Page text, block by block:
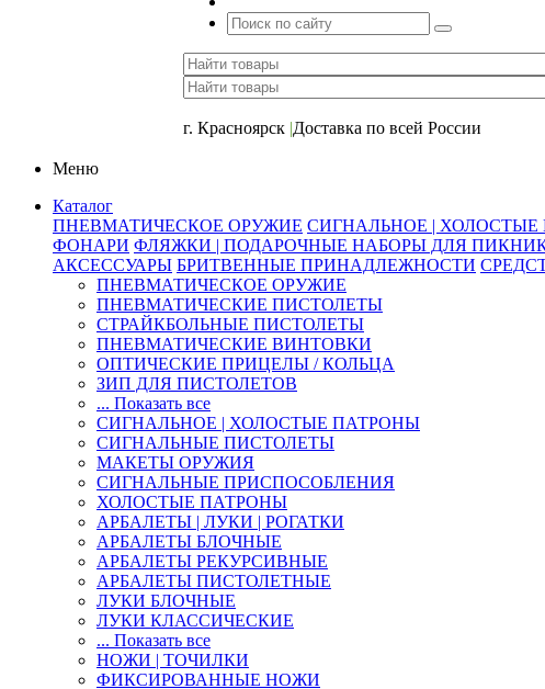
г. Красноярск |Доставка по всей России
Меню
Каталог
ПНЕВМАТИЧЕСКОЕ ОРУЖИЕ СИГНАЛЬНОЕ |
ФОНАРИ ФЛЯЖКИ | ПОДАРОЧНЫЕ НАБОРЫ ДЛЯ
АКСЕССУАРЫ БРИТВЕННЫЕ ПРИНАДЛЕЖНОСТИ
ПНЕВМАТИЧЕСКОЕ ОРУЖИЕ
ПНЕВМАТИЧЕСКИЕ ПИСТОЛЕТЫ
СТРАЙКБОЛЬНЫЕ ПИСТОЛЕТЫ
ПНЕВМАТИЧЕСКИЕ ВИНТОВКИ
ОПТИЧЕСКИЕ ПРИЦЕЛЫ / КОЛЬЦА
ЗИП ДЛЯ ПИСТОЛЕТОВ
... Показать все
СИГНАЛЬНОЕ | ХОЛОСТЫЕ ПАТРОНЫ
СИГНАЛЬНЫЕ ПИСТОЛЕТЫ
МАКЕТЫ ОРУЖИЯ
СИГНАЛЬНЫЕ ПРИСПОСОБЛЕНИЯ
ХОЛОСТЫЕ ПАТРОНЫ
АРБАЛЕТЫ | ЛУКИ | РОГАТКИ
АРБАЛЕТЫ БЛОЧНЫЕ
АРБАЛЕТЫ РЕКУРСИВНЫЕ
АРБАЛЕТЫ ПИСТОЛЕТНЫЕ
ЛУКИ БЛОЧНЫЕ
ЛУКИ КЛАССИЧЕСКИЕ
... Показать все
НОЖИ | ТОЧИЛКИ
ФИКСИРОВАННЫЕ НОЖИ